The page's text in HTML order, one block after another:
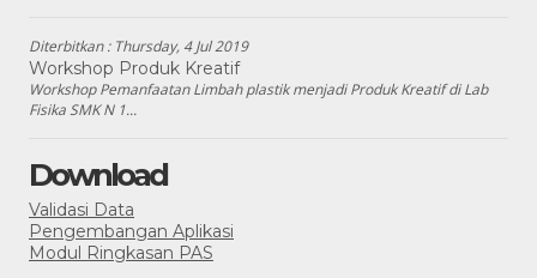
Diterbitkan : Thursday, 4 Jul 2019
Workshop Produk Kreatif
Workshop Pemanfaatan Limbah plastik menjadi Produk Kreatif di Lab
Fisika SMK N 1...
Download
Validasi Data
Pengembangan Aplikasi
Modul Ringkasan PAS